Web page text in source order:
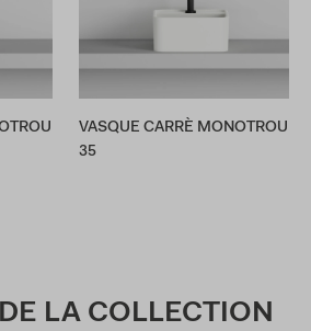
VASQUE CARRÈ MONOTROU
35
LA COLLECTION